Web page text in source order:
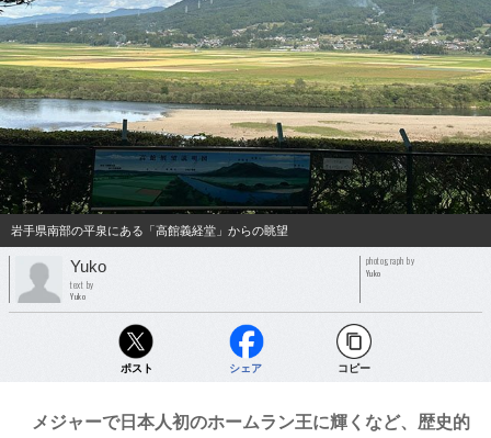
岩手県南部の平泉にある「高館義経堂」からの眺望
Yuko
text by
Yuko
photograph by
Yuko
ポスト シェア コピー
メジャーで日本人初のホームラン王に輝くなど、歴史的